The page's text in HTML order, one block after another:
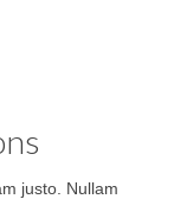
justo. Nullam